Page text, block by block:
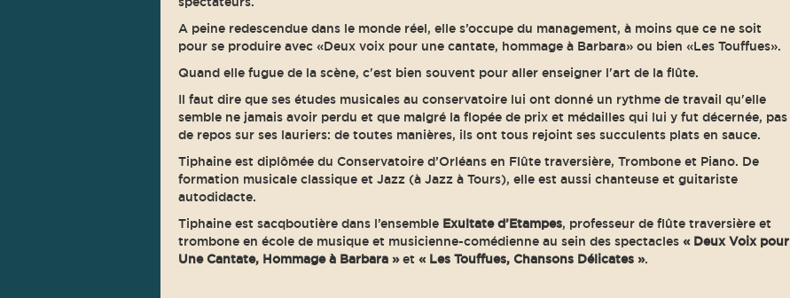
A peine redescendue dans le monde réel, elle s’occupe du management, à moins que ce ne soit
pour se produire avec «Deux voix pour une cantate, hommage à Barbara» ou bien «Les Touffues».
Quand elle fugue de la scène, c'est bien souvent pour aller enseigner l'art de la flûte.
Il faut dire que ses études musicales au conservatoire lui ont donné un rythme de travail qu'elle
semble ne jamais avoir perdu et que malgré la flopée de prix et médailles qui lui y fut décernée, pas
de repos sur ses lauriers: de toutes manières, ils ont tous rejoint ses succulents plats en sauce.
Tiphaine est diplômée du Conservatoire d’Orléans en Flûte traversière, Trombone et Piano. De
formation musicale classique et Jazz (à Jazz à Tours), elle est aussi chanteuse et guitariste
autodidacte.
Tiphaine est sacqboutière dans l’ensemble Exultate d’Etampes, professeur de flûte traversière et
trombone en école de musique et musicienne-comédienne au sein des spectacles « Deux Voix pour
Une Cantate, Hommage à Barbara »et « Les Touffues, Chansons Délicates ».